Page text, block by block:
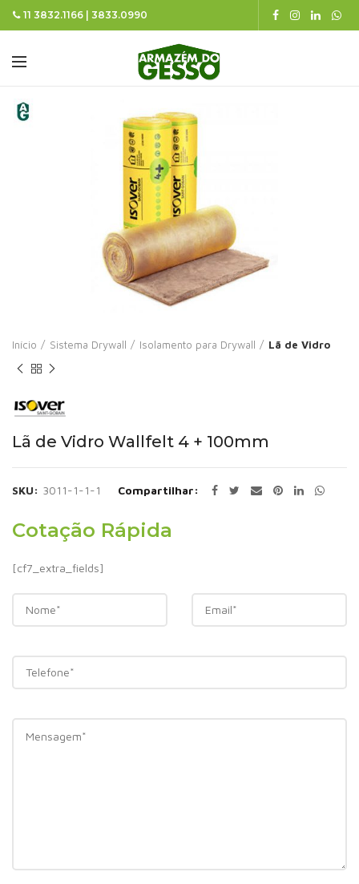
11 3832.1166 | 3833.0990
Início Sistema Drywall Isolamento para Drywall Lã de Vidro
Lã de Vidro Wallfelt 4 + 100mm
SKU: 3011-1-1-1 Compartilhar
Cotação Rápida
[cf7_extra_fields]